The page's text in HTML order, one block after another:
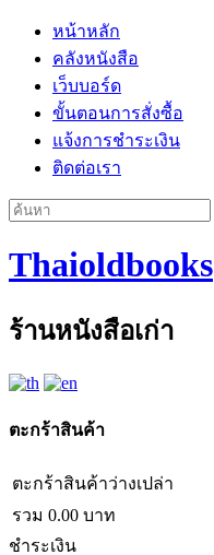
หน้าหลัก
คลังหนังสือ
เว็บบอร์ด
ขั้นตอนการสั่งซื้อ
แจ้งการชำระเงิน
ติดต่อเรา
Thaioldbooks
ร้านหนังสือเก่า
ตะกร้าสินค้า
ตะกร้าสินค้าว่างเปล่า
รวม 0.00 บาท
ชำระเงิน